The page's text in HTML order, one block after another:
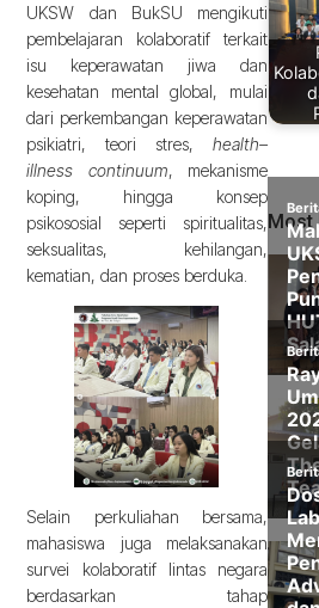
UKSW dan BukSU mengikuti
pembelajaran kolaboratif terkait
isu keperawatan jiwa dan
kesehatan mental global, mulai
dari perkembangan keperawatan
psikiatri, teori stres, health–
illness continuum, mekanisme
koping, hingga konsep
psikososial seperti spiritualitas,
seksualitas, kehilangan,
kematian, dan proses berduka.
Selain perkuliahan bersama,
mahasiswa juga melaksanakan
survei kolaboratif lintas negara
berdasarkan tahap
Most